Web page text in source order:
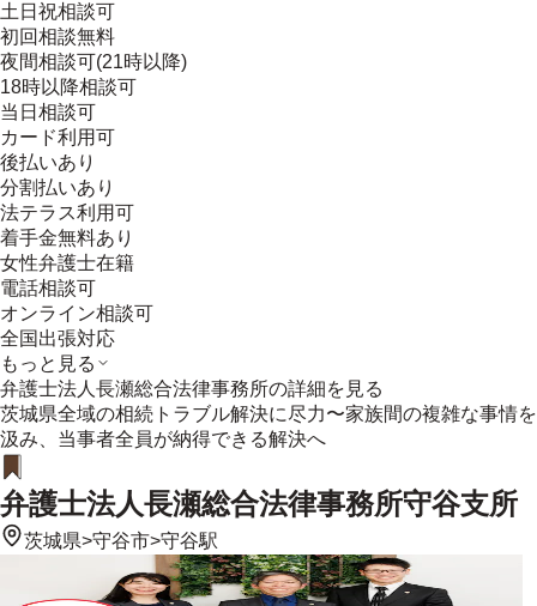
土日祝相談可
初回相談無料
夜間相談可(21時以降)
18時以降相談可
当日相談可
カード利用可
後払いあり
分割払いあり
法テラス利用可
着手金無料あり
女性弁護士在籍
電話相談可
オンライン相談可
全国出張対応
もっと見る
弁護士法人長瀬総合法律事務所の詳細を見る
茨城県全域の相続トラブル解決に尽力〜家族間の複雑な事情を
汲み、当事者全員が納得できる解決へ
弁護士法人長瀬総合法律事務所守谷支所
茨城県>守谷市>守谷駅